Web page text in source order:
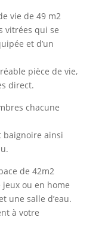
vie de 49 m2
vitrées qui se
et d’un
pièce de vie,
direct.
chacune
baignoire ainsi
de 42m2
ou en home
une salle d’eau.
à votre